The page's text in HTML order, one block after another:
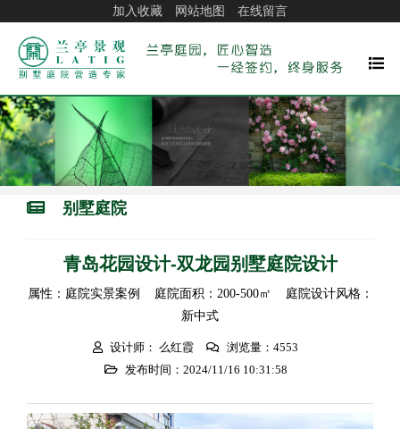
加入收藏 网站地图 在线留言
别墅庭院
青岛花园设计-双龙园别墅庭院设计
属性：庭院实景案例 庭院面积：200-500㎡ 庭院设计风格：
新中式
设计师： 么红霞
浏览量：4553
发布时间：2024/11/16 10:31:58